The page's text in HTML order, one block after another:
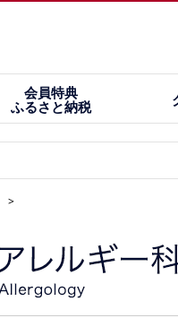
会員特典
ふるさと納税